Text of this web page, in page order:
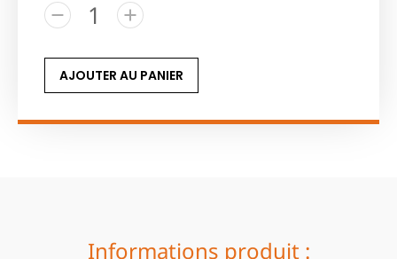
AJOUTER AU PANIER
Informations produit :